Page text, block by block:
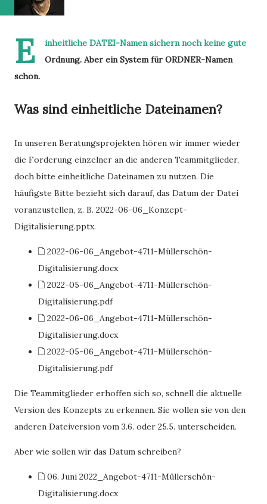
E
inheitliche DATEI-Namen sichern noch keine gute
Ordnung. Aber ein System für ORDNER-Namen
schon.
Was sind einheitliche Dateinamen?
In unseren Beratungsprojekten hören wir immer wieder
die Forderung einzelner an die anderen Teammitglieder,
doch bitte einheitliche Dateinamen zu nutzen. Die
häufigste Bitte bezieht sich darauf, das Datum der Datei
voranzustellen, z. B. 2022-06-06_Konzept-
Digitalisierung.pptx.
🗋 2022-06-06_Angebot-4711-Müllerschön-
Digitalisierung.docx
🗋 2022-05-06_Angebot-4711-Müllerschön-
Digitalisierung.pdf
🗋 2022-06-06_Angebot-4711-Müllerschön-
Digitalisierung.docx
🗋 2022-05-06_Angebot-4711-Müllerschön-
Digitalisierung.pdf
Die Teammitglieder erhoffen sich so, schnell die aktuelle
Version des Konzepts zu erkennen. Sie wollen sie von den
anderen Dateiversion vom 3.6. oder 25.5. unterscheiden.
Aber wie sollen wir das Datum schreiben?
🗋 06. Juni 2022_Angebot-4711-Müllerschön-
Digitalisierung.docx